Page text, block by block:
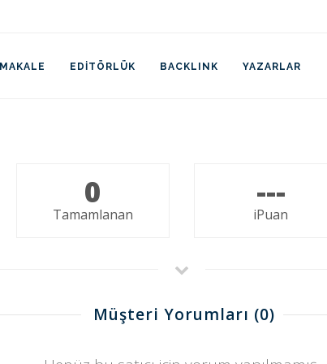
EDITÖRLÜK BACKLINK YAZARLAR
0
Tamamlanan
---
iPuan
Müşteri Yorumları (0)